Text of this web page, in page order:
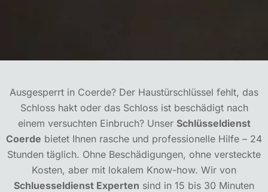
Ausgesperrt in Coerde? Der Haustürschlüssel fehlt, das
Schloss hakt oder das Schloss ist beschädigt nach
einem versuchten Einbruch? Unser Schlüsseldienst
Coerde bietet Ihnen rasche und professionelle Hilfe – 24
Stunden täglich. Ohne Beschädigungen, ohne versteckte
Kosten, aber mit lokalem Know-how. Wir von
Schluesseldienst Experten sind in 15 bis 30 Minuten